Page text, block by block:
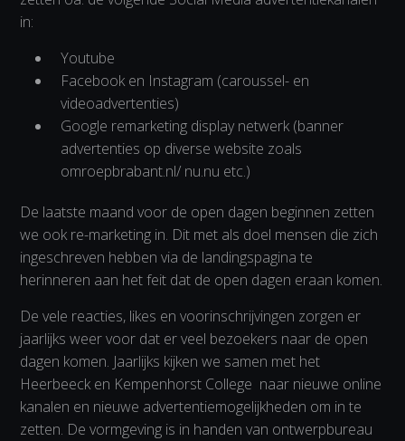
in:
Youtube
Facebook en Instagram (caroussel- en
videoadvertenties)
Google remarketing display netwerk (banner
advertenties op diverse website zoals
omroepbrabant.nl/ nu.nu etc.)
De laatste maand voor de open dagen beginnen zetten
we ook re-marketing in. Dit met als doel mensen die zich
ingeschreven hebben via de landingspagina te
herinneren aan het feit dat de open dagen eraan komen.
De vele reacties, likes en voorinschrijvingen zorgen er
jaarlijks weer voor dat er veel bezoekers naar de open
dagen komen. Jaarlijks kijken we samen met het
Heerbeeck en Kempenhorst College naar nieuwe online
kanalen en nieuwe advertentiemogelijkheden om in te
zetten. De vormgeving is in handen van ontwerpbureau